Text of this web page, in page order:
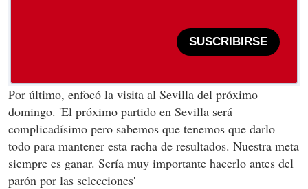
SUSCRIBIRSE
Por último, enfocó la visita al Sevilla del próximo
domingo. 'El próximo partido en Sevilla será
complicadísimo pero sabemos que tenemos que darlo
todo para mantener esta racha de resultados. Nuestra meta
siempre es ganar. Sería muy importante hacerlo antes del
parón por las selecciones'